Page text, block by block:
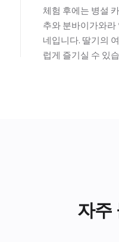
체험 후에는 병설
추와 분바이가와라
네입니다. 딸기의
럽게 즐기실 수 있
자주